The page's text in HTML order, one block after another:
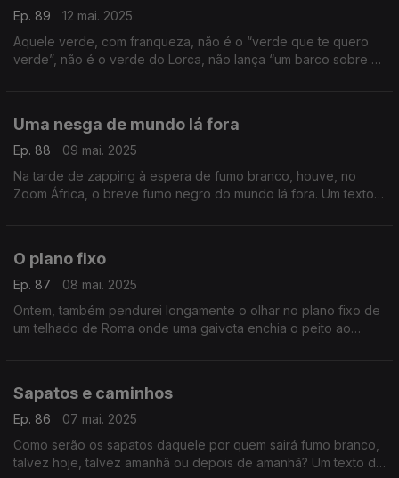
Ep. 89
12 mai. 2025
Aquele verde, com franqueza, não é o “verde que te quero
verde”, não é o verde do Lorca, não lança “um barco sobre o
Uma nesga de mundo lá fora
Ep. 88
09 mai. 2025
Na tarde de zapping à espera de fumo branco, houve, no
Zoom África, o breve fumo negro do mundo lá fora. Um texto
O plano fixo
Ep. 87
08 mai. 2025
Ontem, também pendurei longamente o olhar no plano fixo de
um telhado de Roma onde uma gaivota enchia o peito ao
Sapatos e caminhos
Ep. 86
07 mai. 2025
Como serão os sapatos daquele por quem sairá fumo branco,
talvez hoje, talvez amanhã ou depois de amanhã? Um texto de